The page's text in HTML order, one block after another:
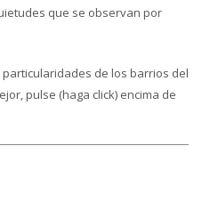
que se observan por
de los barrios del
pulse (haga click) encima de